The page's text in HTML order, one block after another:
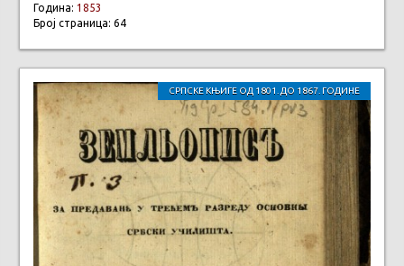
Година: 1853
Број страница: 64
СРПСКЕ КЊИГЕ ОД 1801. ДО 1867. ГОДИНЕ